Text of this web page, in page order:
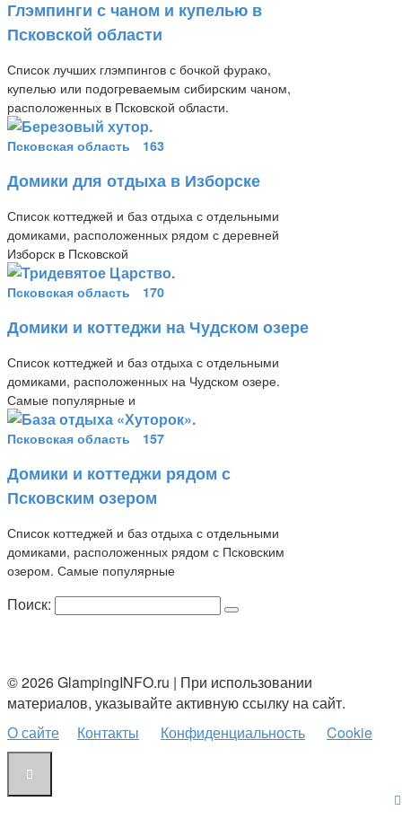
Глэмпинги с чаном и купелью в
Псковской области
Список лучших глэмпингов с бочкой фурако,
купелью или подогреваемым сибирским чаном,
расположенных в Псковской области.
Псковская область 163
Домики для отдыха в Изборске
Список коттеджей и баз отдыха с отдельными
домиками, расположенных рядом с деревней
Изборск в Псковской
Псковская область 170
Домики и коттеджи на Чудском озере
Список коттеджей и баз отдыха с отдельными
домиками, расположенных на Чудском озере.
Самые популярные и
Псковская область 157
Домики и коттеджи рядом с
Псковским озером
Список коттеджей и баз отдыха с отдельными
домиками, расположенных рядом с Псковским
озером. Самые популярные
Поиск:
© 2026 GlampingINFO.ru | При использовании
материалов, указывайте активную ссылку на сайт.
О сайте
Контакты Конфиденциальность Cookie